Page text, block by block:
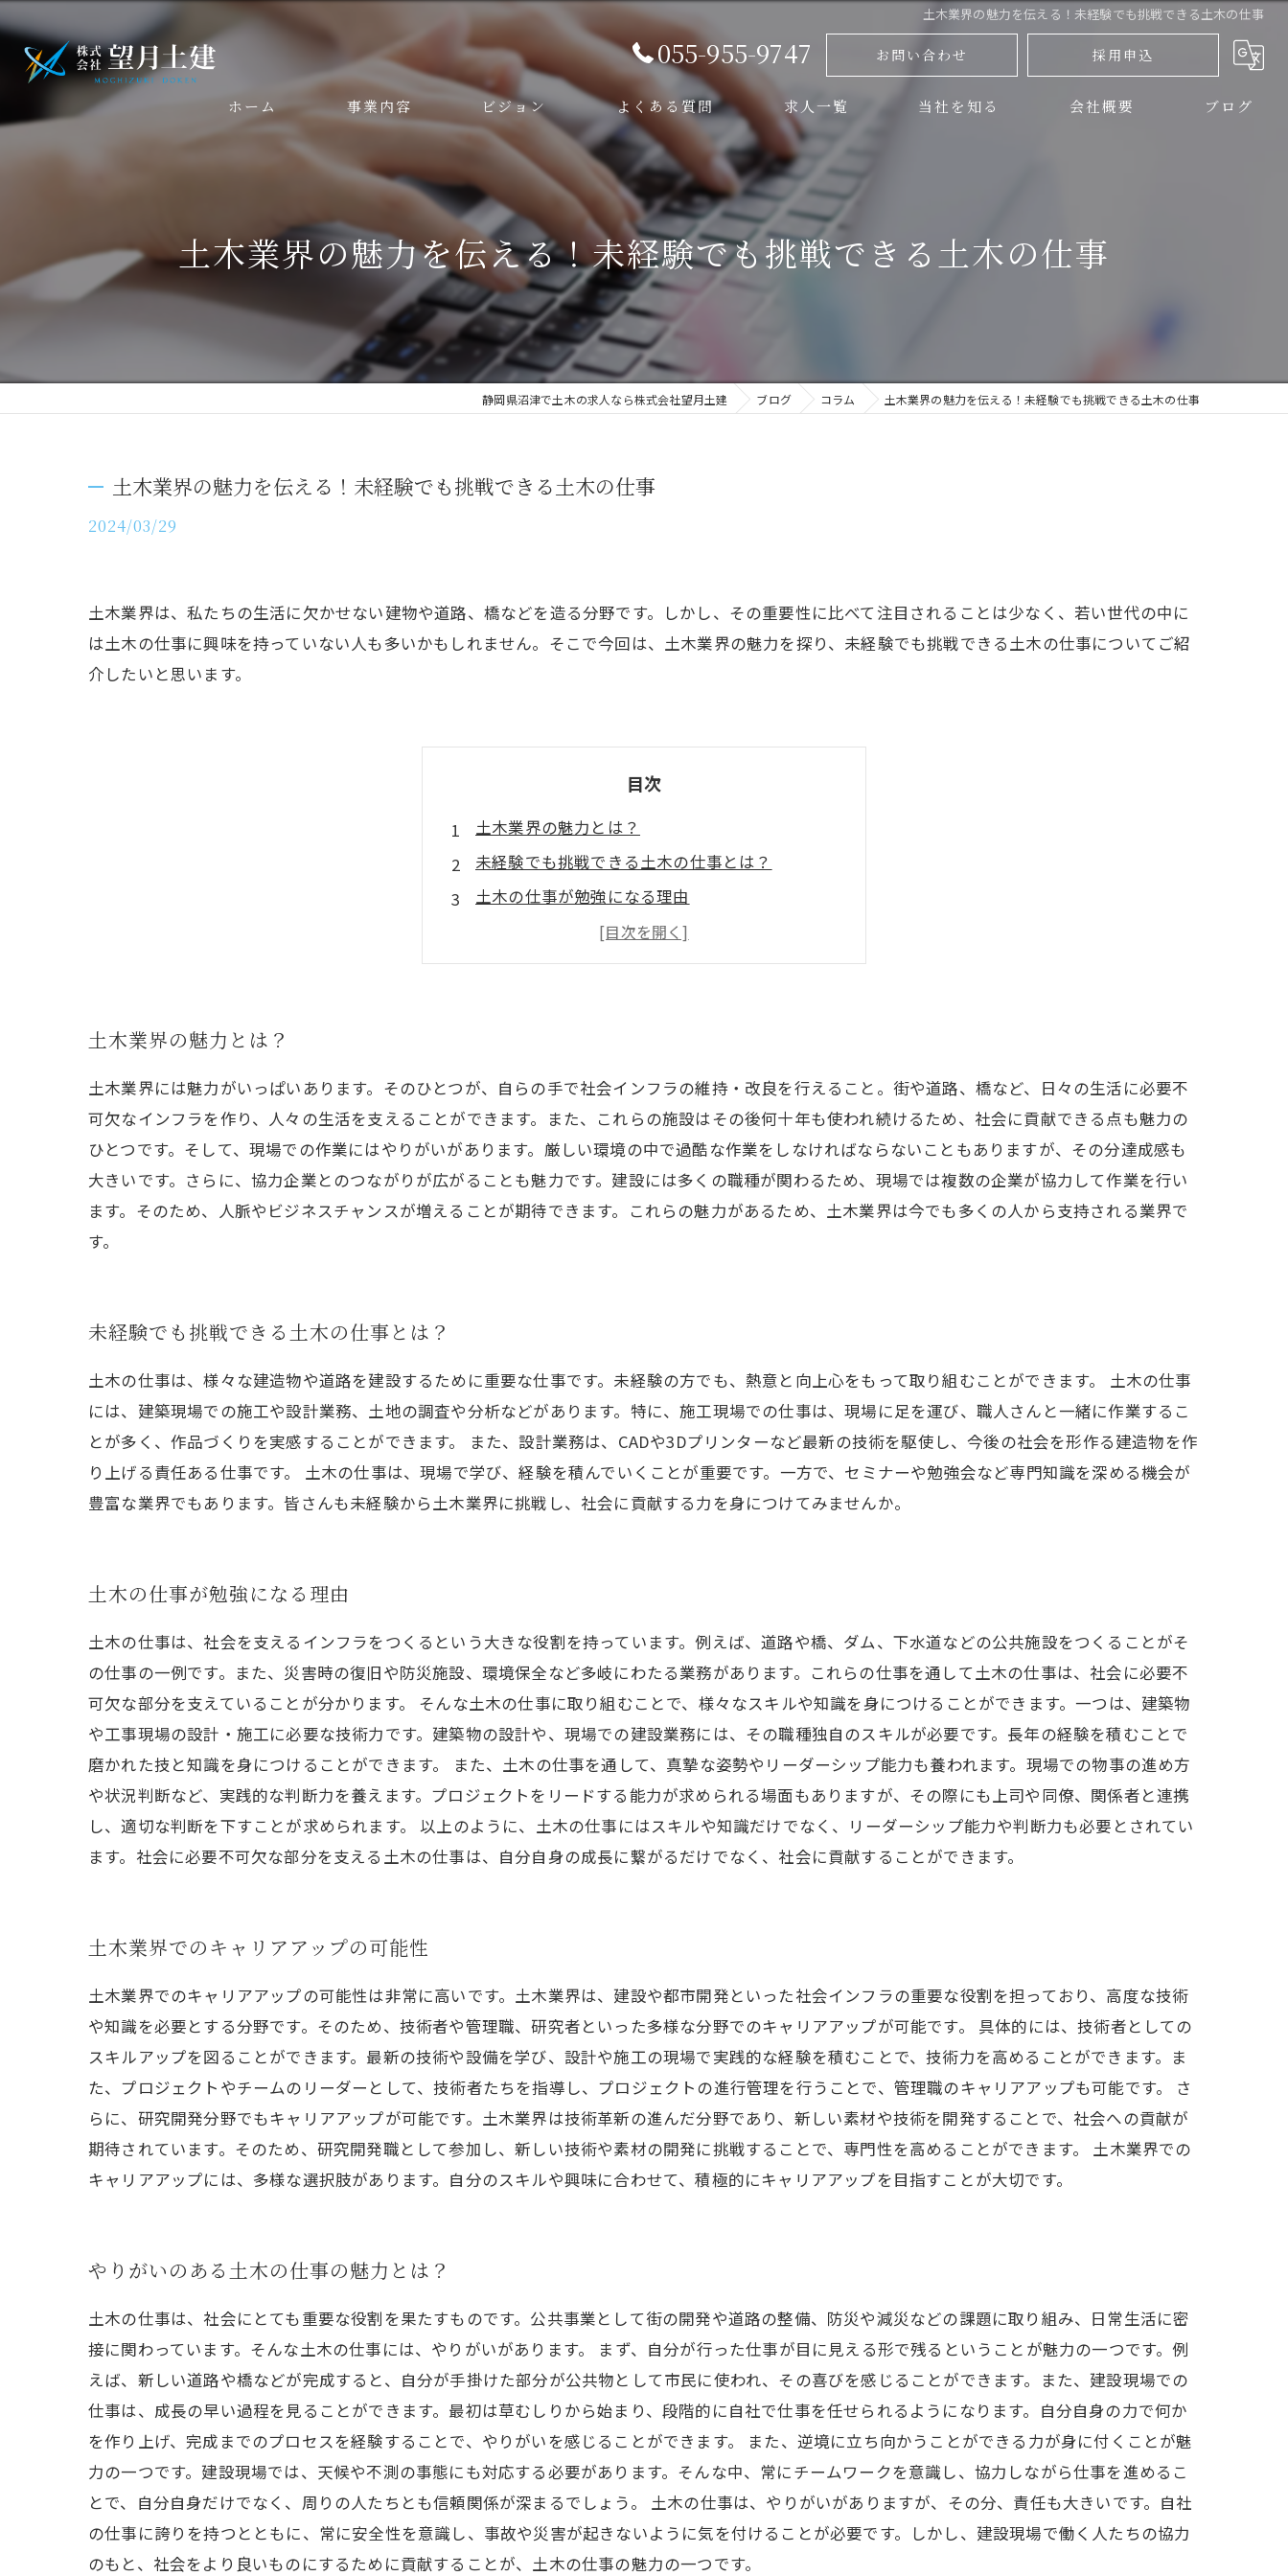
土木業界の魅力を伝える！未経験でも挑戦できる土木の仕事
055-955-9747 お問い合わせ 採用申込
ホーム 事業内容 ビジョン よくある質問 求人一覧 当社を知る
正社員
会社概要 ブログ
土木業界の魅力を伝える！未経験でも挑戦できる土木の仕事
静岡県沼津で土木の求人なら株式会社望月土建 ブログ コラム 土木業界の魅力を伝える！未経験でも挑戦できる土木の仕事
土木業界の魅力を伝える！未経験でも挑戦できる土木の仕事
2024/03/29
土木業界は、私たちの生活に欠かせない建物や道路、橋などを造る分野です。しかし、その重要性に比べて注目されることは少なく、若い世代の中に
は土木の仕事に興味を持っていない人も多いかもしれません。そこで今回は、土木業界の魅力を探り、未経験でも挑戦できる土木の仕事についてご紹
介したいと思います。
目次
土木業界の魅力とは？
未経験でも挑戦できる土木の仕事とは？
土木の仕事が勉強になる理由
土木業界でのキャリアアップの可能性
やりがいのある土木の仕事の魅力とは？
土木業界の魅力とは？
土木業界には魅力がいっぱいあります。そのひとつが、自らの手で社会インフラの維持・改良を行えること。街や道路、橋など、日々の生活に必要不
可欠なインフラを作り、人々の生活を支えることができます。また、これらの施設はその後何十年も使われ続けるため、社会に貢献できる点も魅力の
ひとつです。そして、現場での作業にはやりがいがあります。厳しい環境の中で過酷な作業をしなければならないこともありますが、その分達成感も
大きいです。さらに、協力企業とのつながりが広がることも魅力です。建設には多くの職種が関わるため、現場では複数の企業が協力して作業を行い
ます。そのため、人脈やビジネスチャンスが増えることが期待できます。これらの魅力があるため、土木業界は今でも多くの人から支持される業界で
す。
未経験でも挑戦できる土木の仕事とは？
土木の仕事は、様々な建造物や道路を建設するために重要な仕事です。未経験の方でも、熱意と向上心をもって取り組むことができます。 土木の仕事
には、建築現場での施工や設計業務、土地の調査や分析などがあります。特に、施工現場での仕事は、現場に足を運び、職人さんと一緒に作業するこ
とが多く、作品づくりを実感することができます。 また、設計業務は、CADや3Dプリンターなど最新の技術を駆使し、今後の社会を形作る建造物を作
り上げる責任ある仕事です。 土木の仕事は、現場で学び、経験を積んでいくことが重要です。一方で、セミナーや勉強会など専門知識を深める機会が
豊富な業界でもあります。皆さんも未経験から土木業界に挑戦し、社会に貢献する力を身につけてみませんか。
土木の仕事が勉強になる理由
土木の仕事は、社会を支えるインフラをつくるという大きな役割を持っています。例えば、道路や橋、ダム、下水道などの公共施設をつくることがそ
の仕事の一例です。また、災害時の復旧や防災施設、環境保全など多岐にわたる業務があります。これらの仕事を通して土木の仕事は、社会に必要不
可欠な部分を支えていることが分かります。 そんな土木の仕事に取り組むことで、様々なスキルや知識を身につけることができます。一つは、建築物
や工事現場の設計・施工に必要な技術力です。建築物の設計や、現場での建設業務には、その職種独自のスキルが必要です。長年の経験を積むことで
磨かれた技と知識を身につけることができます。 また、土木の仕事を通して、真摯な姿勢やリーダーシップ能力も養われます。現場での物事の進め方
や状況判断など、実践的な判断力を養えます。プロジェクトをリードする能力が求められる場面もありますが、その際にも上司や同僚、関係者と連携
し、適切な判断を下すことが求められます。 以上のように、土木の仕事にはスキルや知識だけでなく、リーダーシップ能力や判断力も必要とされてい
ます。社会に必要不可欠な部分を支える土木の仕事は、自分自身の成長に繋がるだけでなく、社会に貢献することができます。
土木業界でのキャリアアップの可能性
土木業界でのキャリアアップの可能性は非常に高いです。土木業界は、建設や都市開発といった社会インフラの重要な役割を担っており、高度な技術
や知識を必要とする分野です。そのため、技術者や管理職、研究者といった多様な分野でのキャリアアップが可能です。 具体的には、技術者としての
スキルアップを図ることができます。最新の技術や設備を学び、設計や施工の現場で実践的な経験を積むことで、技術力を高めることができます。ま
た、プロジェクトやチームのリーダーとして、技術者たちを指導し、プロジェクトの進行管理を行うことで、管理職のキャリアアップも可能です。 さ
らに、研究開発分野でもキャリアアップが可能です。土木業界は技術革新の進んだ分野であり、新しい素材や技術を開発することで、社会への貢献が
期待されています。そのため、研究開発職として参加し、新しい技術や素材の開発に挑戦することで、専門性を高めることができます。 土木業界での
キャリアアップには、多様な選択肢があります。自分のスキルや興味に合わせて、積極的にキャリアアップを目指すことが大切です。
やりがいのある土木の仕事の魅力とは？
土木の仕事は、社会にとても重要な役割を果たすものです。公共事業として街の開発や道路の整備、防災や減災などの課題に取り組み、日常生活に密
接に関わっています。そんな土木の仕事には、やりがいがあります。 まず、自分が行った仕事が目に見える形で残るということが魅力の一つです。例
えば、新しい道路や橋などが完成すると、自分が手掛けた部分が公共物として市民に使われ、その喜びを感じることができます。また、建設現場での
仕事は、成長の早い過程を見ることができます。最初は草むしりから始まり、段階的に自社で仕事を任せられるようになります。自分自身の力で何か
を作り上げ、完成までのプロセスを経験することで、やりがいを感じることができます。 また、逆境に立ち向かうことができる力が身に付くことが魅
力の一つです。建設現場では、天候や不測の事態にも対応する必要があります。そんな中、常にチームワークを意識し、協力しながら仕事を進めるこ
とで、自分自身だけでなく、周りの人たちとも信頼関係が深まるでしょう。 土木の仕事は、やりがいがありますが、その分、責任も大きいです。自社
の仕事に誇りを持つとともに、常に安全性を意識し、事故や災害が起きないように気を付けることが必要です。しかし、建設現場で働く人たちの協力
のもと、社会をより良いものにするために貢献することが、土木の仕事の魅力の一つです。